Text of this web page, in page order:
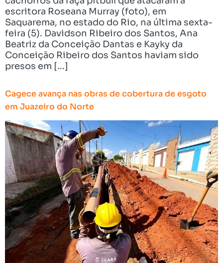
escritora Roseana Murray (foto), em
Saquarema, no estado do Rio, na última sexta-
feira (5). Davidson Ribeiro dos Santos, Ana
Beatriz da Conceição Dantas e Kayky da
Conceição Ribeiro dos Santos haviam sido
presos em […]
Cagece avança nas obras de cobertura de esgoto
em Juazeiro do Norte